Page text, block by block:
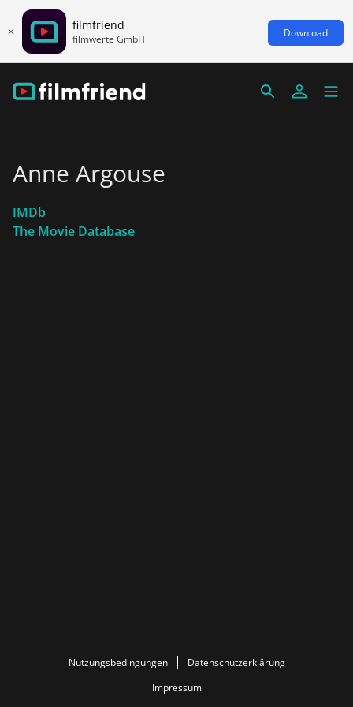
filmfriend
filmwerte GmbH Download
Anne Argouse
IMDb
The Movie Database
Nutzungsbedingungen
Datenschutzerklärung
Impressum